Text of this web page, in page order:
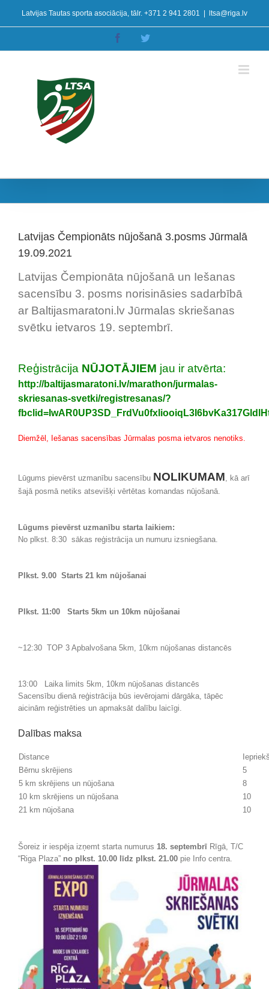
content
Latvijas Tautas sporta asociācija, tālr. +371 2 941 2801 ltsa@riga.lv
Facebook
Latvijas Čempionāts nūjošanā 3.posms Jūrmalā
19.09.2021
Latvijas Čempionāta nūjošanā un Iešanas
sacensību 3. posms norisināsies sadarbībā
ar Baltijasmaratoni.lv Jūrmalas skriešanas
svētku ietvaros 19. septembrī.
Reģistrācija NŪJOTĀJIEM jau ir atvērta:
http://baltijasmaratoni.lv/marathon/jurmalas-
skriesanas-svetki/registresanas/?
Diemžēl, Iešanas sacensības Jūrmalas posma ietvaros nenotiks.
Lūgums pievērst uzmanību sacensību NOLIKUMAM, kā arī
šajā posmā netiks atsevišķi vērtētas komandas nūjošanā.
Lūgums pievērst uzmanību starta laikiem:
No plkst. 8:30 sākas reģistrācija un numuru izsniegšana.
Plkst. 9.00 Starts 21 km nūjošanai
Plkst. 11:00 Starts 5km un 10km nūjošanai
~12:30 TOP 3 Apbalvošana 5km, 10km nūjošanas distancēs
13:00 Laika limits 5km, 10km nūjošanas distancēs
Sacensību dienā reģistrācija būs ievērojami dārgāka, tāpēc
aicinām reģistrēties un apmaksāt dalību laicīgi.
Dalības maksa
Distance
Bērnu skrējiens
5
5 km skrējiens un nūjošana
8
10 km skrējiens un nūjošana
10
21 km nūjošana
10
Šoreiz ir iespēja izņemt starta numurus 18. septembrī Rīgā, T/C
“Riga Plaza” no plkst. 10.00 līdz plkst. 21.00 pie Info centra.